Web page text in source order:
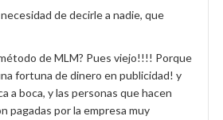
de decirle a nadie, que
de MLM? Pues viejo!!!! Porque
fortuna de dinero en publicidad! y
a boca, y las personas que hacen
pagadas por la empresa muy